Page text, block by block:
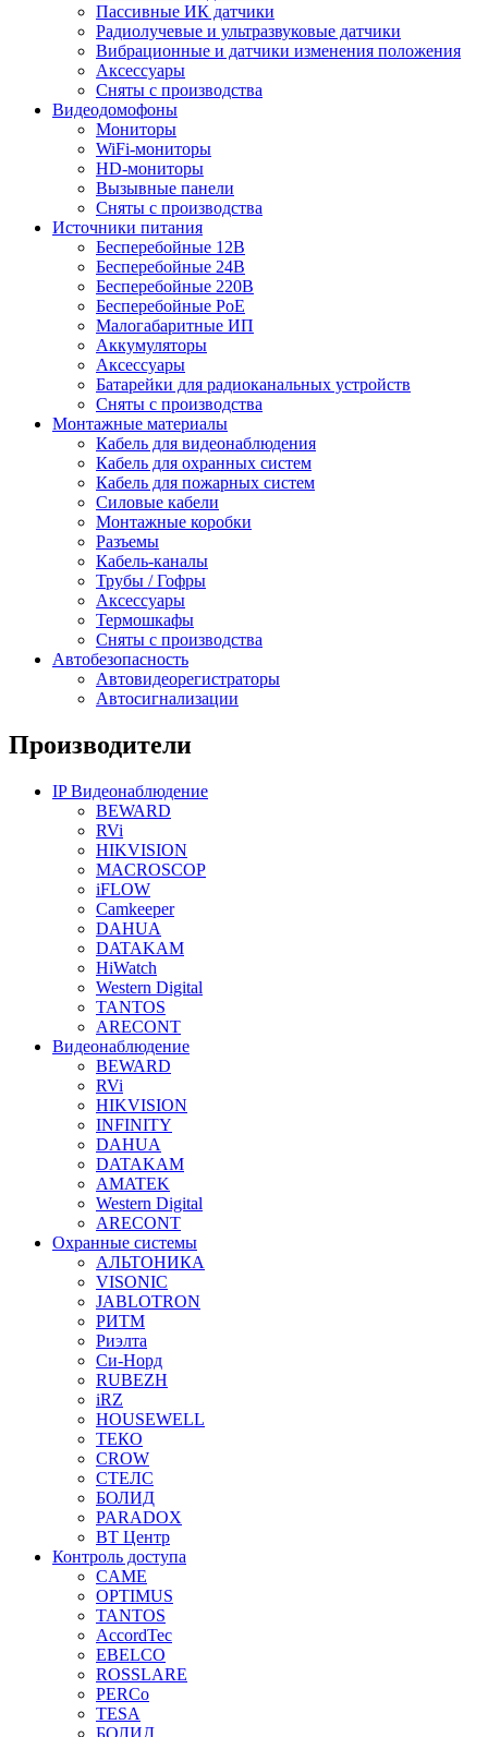
Пассивные ИК датчики
Радиолучевые и ультразвуковые датчики
Вибрационные и датчики изменения положения
Аксессуары
Сняты с производства
Видеодомофоны
Мониторы
WiFi-мониторы
HD-мониторы
Вызывные панели
Сняты с производства
Источники питания
Бесперебойные 12В
Бесперебойные 24В
Бесперебойные 220В
Бесперебойные PoE
Малогабаритные ИП
Аккумуляторы
Аксессуары
Батарейки для радиоканальных устройств
Сняты с производства
Монтажные материалы
Кабель для видеонаблюдения
Кабель для охранных систем
Кабель для пожарных систем
Силовые кабели
Монтажные коробки
Разъемы
Кабель-каналы
Трубы / Гофры
Аксессуары
Термошкафы
Сняты с производства
Автобезопасность
Автовидеорегистраторы
Автосигнализации
Производители
IP Видеонаблюдение
BEWARD
RVi
HIKVISION
MACROSCOP
iFLOW
Camkeeper
DAHUA
DATAKAM
HiWatch
Western Digital
TANTOS
ARECONT
Видеонаблюдение
BEWARD
RVi
HIKVISION
INFINITY
DAHUA
DATAKAM
AMATEK
Western Digital
ARECONT
Охранные системы
АЛЬТОНИКА
VISONIC
JABLOTRON
РИТМ
Риэлта
Си-Норд
RUBEZH
iRZ
HOUSEWELL
ТЕКО
CROW
СТЕЛС
БОЛИД
PARADOX
ВТ Центр
Контроль доступа
CAME
OPTIMUS
TANTOS
AccordTec
EBELCO
ROSSLARE
PERCo
TESA
БОЛИД